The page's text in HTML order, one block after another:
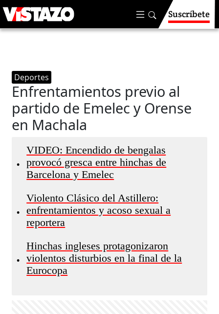
Suscríbete
Deportes
Enfrentamientos previo al
partido de Emelec y Orense
en Machala
•
VIDEO: Encendido de bengalas
provocó gresca entre hinchas de
Barcelona y Emelec
•
Violento Clásico del Astillero:
enfrentamientos y acoso sexual a
reportera
•
Hinchas ingleses protagonizaron
violentos disturbios en la final de la
Eurocopa